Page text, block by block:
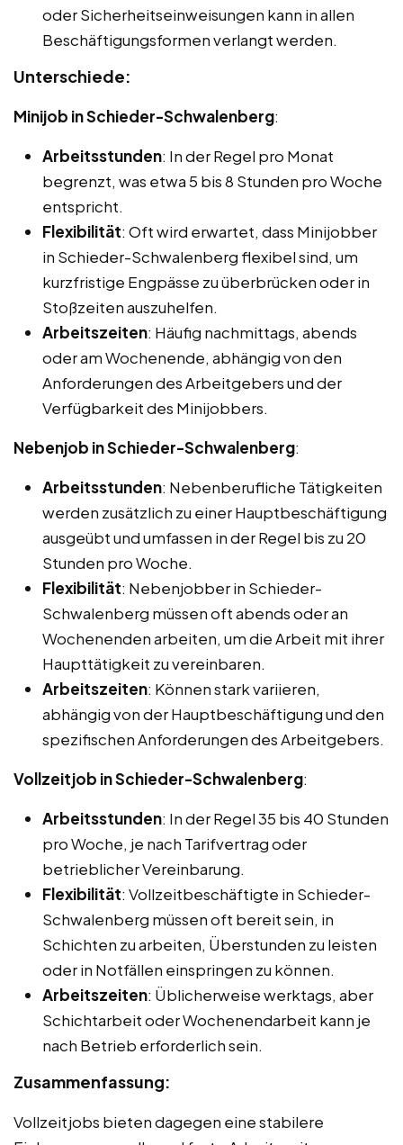
oder Sicherheitseinweisungen kann in allen
Beschäftigungsformen verlangt werden.
Unterschiede:
Minijob in Schieder-Schwalenberg:
Arbeitsstunden: In der Regel pro Monat
begrenzt, was etwa 5 bis 8 Stunden pro Woche
entspricht.
Flexibilität: Oft wird erwartet, dass Minijobber
in Schieder-Schwalenberg flexibel sind, um
kurzfristige Engpässe zu überbrücken oder in
Stoßzeiten auszuhelfen.
Arbeitszeiten: Häufig nachmittags, abends
oder am Wochenende, abhängig von den
Anforderungen des Arbeitgebers und der
Verfügbarkeit des Minijobbers.
Nebenjob in Schieder-Schwalenberg:
Arbeitsstunden: Nebenberufliche Tätigkeiten
werden zusätzlich zu einer Hauptbeschäftigung
ausgeübt und umfassen in der Regel bis zu 20
Stunden pro Woche.
Flexibilität: Nebenjobber in Schieder-
Schwalenberg müssen oft abends oder an
Wochenenden arbeiten, um die Arbeit mit ihrer
Haupttätigkeit zu vereinbaren.
Arbeitszeiten: Können stark variieren,
abhängig von der Hauptbeschäftigung und den
spezifischen Anforderungen des Arbeitgebers.
Vollzeitjob in Schieder-Schwalenberg:
Arbeitsstunden: In der Regel 35 bis 40 Stunden
pro Woche, je nach Tarifvertrag oder
betrieblicher Vereinbarung.
Flexibilität: Vollzeitbeschäftigte in Schieder-
Schwalenberg müssen oft bereit sein, in
Schichten zu arbeiten, Überstunden zu leisten
oder in Notfällen einspringen zu können.
Arbeitszeiten: Üblicherweise werktags, aber
Schichtarbeit oder Wochenendarbeit kann je
nach Betrieb erforderlich sein.
Zusammenfassung:
Vollzeitjobs bieten dagegen eine stabilere